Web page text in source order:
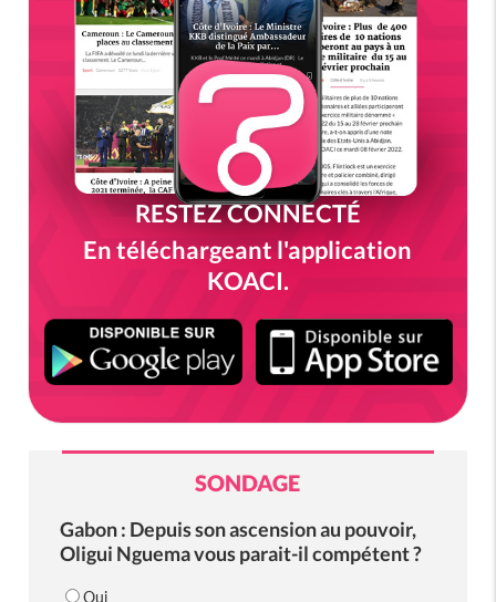
RESTEZ CONNECTÉ
En téléchargeant l'application
KOACI.
SONDAGE
Gabon : Depuis son ascension au pouvoir,
Oligui Nguema vous parait-il compétent ?
Oui